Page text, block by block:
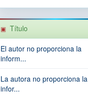
Título
El autor no proporciona la
inform...
La autora no proporciona la
infor...